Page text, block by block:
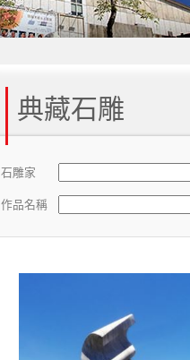
典藏石雕
石雕家
作品名稱